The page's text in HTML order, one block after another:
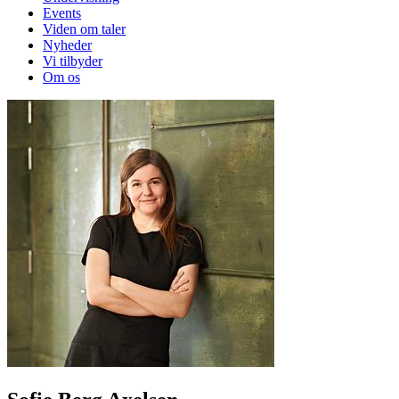
Events
Viden om taler
Nyheder
Vi tilbyder
Om os